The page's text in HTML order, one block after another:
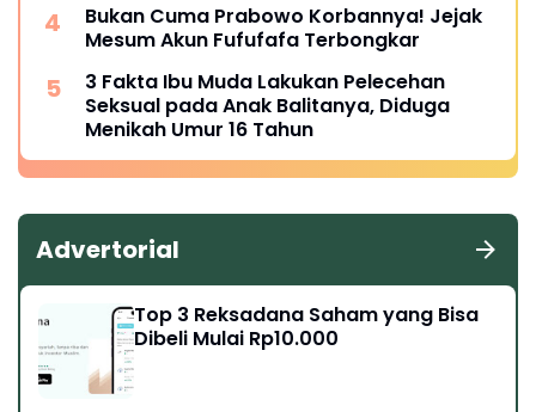
Bukan Cuma Prabowo Korbannya! Jejak
Mesum Akun Fufufafa Terbongkar
3 Fakta Ibu Muda Lakukan Pelecehan
Seksual pada Anak Balitanya, Diduga
Menikah Umur 16 Tahun
Advertorial
Top 3 Reksadana Saham yang Bisa
Dibeli Mulai Rp10.000